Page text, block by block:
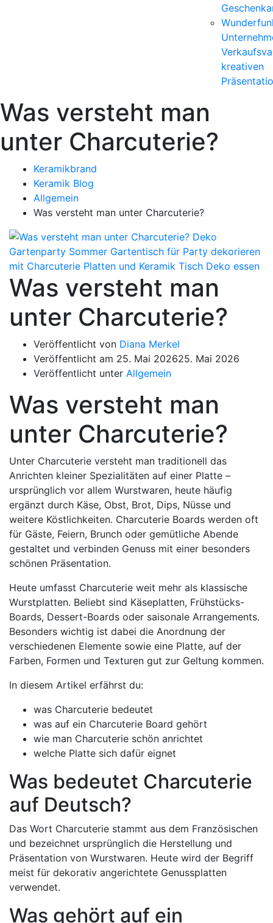
kreativen
Was versteht man
unter Charcuterie?
Keramikbrand
Keramik Blog
Allgemein
Was versteht man unter Charcuterie?
Was versteht man
unter Charcuterie?
Veröffentlicht von Diana Merkel
Veröffentlicht am 25. Mai 202625. Mai 2026
Veröffentlicht unter Allgemein
Was versteht man
unter Charcuterie?
Unter Charcuterie versteht man traditionell das
Anrichten kleiner Spezialitäten auf einer Platte –
ursprünglich vor allem Wurstwaren, heute häufig
ergänzt durch Käse, Obst, Brot, Dips, Nüsse und
weitere Köstlichkeiten. Charcuterie Boards werden oft
für Gäste, Feiern, Brunch oder gemütliche Abende
gestaltet und verbinden Genuss mit einer besonders
schönen Präsentation.
Heute umfasst Charcuterie weit mehr als klassische
Wurstplatten. Beliebt sind Käseplatten, Frühstücks-
Boards, Dessert-Boards oder saisonale Arrangements.
Besonders wichtig ist dabei die Anordnung der
verschiedenen Elemente sowie eine Platte, auf der
Farben, Formen und Texturen gut zur Geltung kommen.
In diesem Artikel erfährst du:
was Charcuterie bedeutet
was auf ein Charcuterie Board gehört
wie man Charcuterie schön anrichtet
welche Platte sich dafür eignet
Was bedeutet Charcuterie
auf Deutsch?
Das Wort Charcuterie stammt aus dem Französischen
und bezeichnet ursprünglich die Herstellung und
Präsentation von Wurstwaren. Heute wird der Begriff
meist für dekorativ angerichtete Genussplatten
verwendet.
Was gehört auf ein